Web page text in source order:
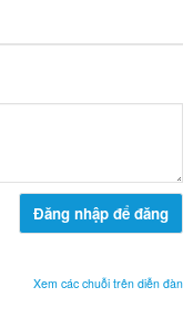
Đăng nhập để đăng
Xem các chuỗi trên diễn đàn